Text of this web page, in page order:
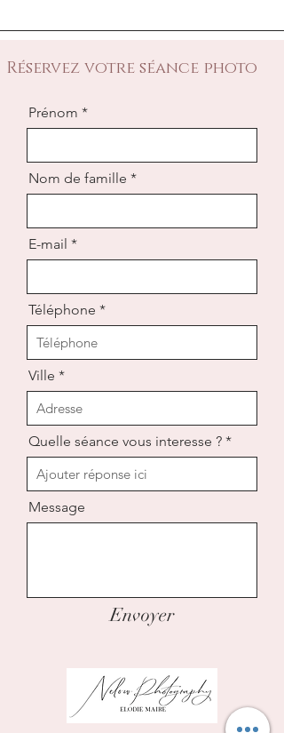
Réservez votre séance photo
Prénom
Nom de famille
E-mail
Téléphone
Ville
Quelle séance vous interesse ?
Message
Envoyer